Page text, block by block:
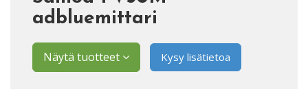
adbluemittari
Näytä tuotteet Kysy lisätietoa